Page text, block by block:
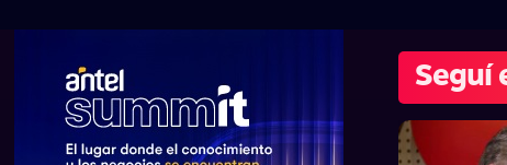
Seguí